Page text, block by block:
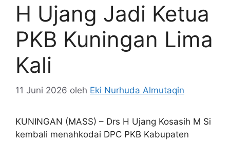
H Ujang Jadi Ketua
PKB Kuningan Lima
Kali
11 Juni 2026 oleh Eki Nurhuda Almutaqin
KUNINGAN (MASS) – Drs H Ujang Kosasih M Si
kembali menahkodai DPC PKB Kabupaten